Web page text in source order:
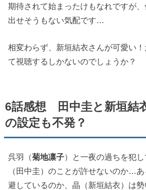
期待されて始まったけもなれですが
出せそうもない気配です…
相変わらず、新垣結衣さんが可愛い
て視聴するしかないのでしょうか？
6話感想 田中圭と新垣結
の設定も不発？
呉羽（菊地凛子）と一夜の過ちを犯
（田中圭）のことが許せないのか…
避しているのか、晶（新垣結衣）は